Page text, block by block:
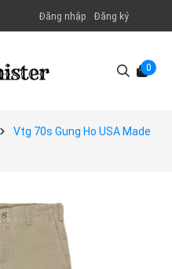
Đăng nhập Đăng ký
0
Vtg 70s Gung Ho USA Made